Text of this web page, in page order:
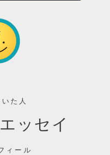
た人
ッセイ
ィール